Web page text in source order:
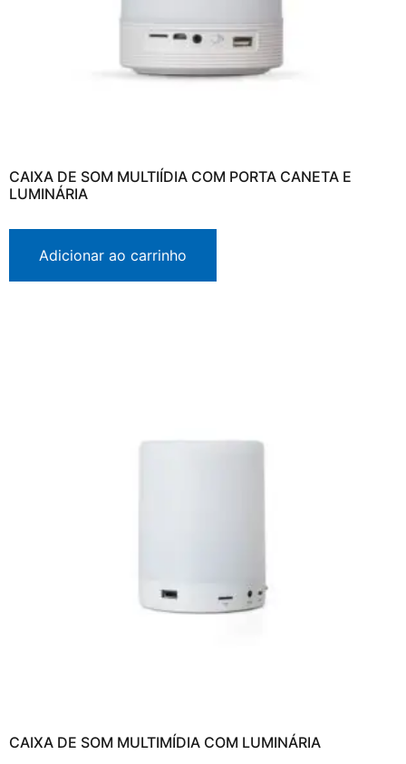
CAIXA DE SOM MULTIÍDIA COM PORTA CANETA E
LUMINÁRIA
Adicionar ao carrinho
CAIXA DE SOM MULTIMÍDIA COM LUMINÁRIA